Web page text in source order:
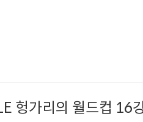
헝가리의 월드컵 16